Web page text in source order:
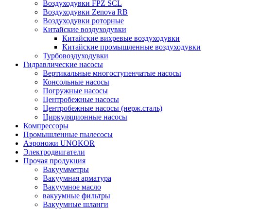
Воздуходувки FPZ SCL
Воздуходувки Zenova RB
Воздуходувки роторные
Китайские воздуходувки
Китайские вихревые воздуходувки
Китайские промышленные воздуходувки
Турбовоздуходувки
Гидравлические насосы
Вертикальные многоступенчатые насосы
Консольные насосы
Погружные насосы
Центробежные насосы
Центробежные насосы (нерж.сталь)
Циркуляционные насосы
Компрессоры
Промышленные пылесосы
Аэроножи UNOKOR
Электродвигатели
Прочая продукция
Вакуумметры
Вакуумная арматура
Вакуумное масло
вакуумные фильтры
Вакуумные шланги